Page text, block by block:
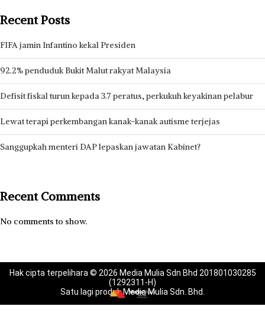
Recent Posts
FIFA jamin Infantino kekal Presiden
92.2% penduduk Bukit Malut rakyat Malaysia
Defisit fiskal turun kepada 3.7 peratus, perkukuh keyakinan pelabur
Lewat terapi perkembangan kanak-kanak autisme terjejas
Sanggupkah menteri DAP lepaskan jawatan Kabinet?
Recent Comments
No comments to show.
Hak cipta terpelihara © 2026 Media Mulia Sdn Bhd 201801030285
(1292311-H)
Satu lagi produk Media Mulia Sdn. Bhd.